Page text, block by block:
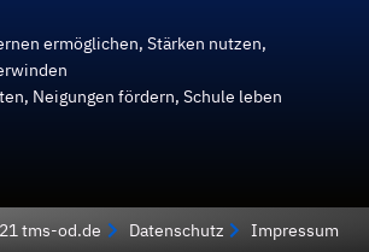
ermöglichen, Stärken nutzen,
Neigungen fördern, Schule leben
tms-od.de Datenschutz Impressum